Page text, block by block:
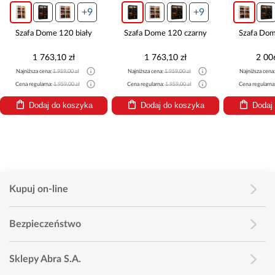
+9
120 biały
zł
1 959,00 zł
1 959,00 zł
do koszyka
+9
Szafa Dome 120 czarny
1 763,10 zł
Najniższa cena: 1 959,00 zł
Cena regularna: 1 959,00 zł
Dodaj do koszyka
Szafa Dome 150
2 006,10 zł
Najniższa cena: 2 229,00 zł
Cena regularna: 2 229,00 zł
Dodaj do
Kupuj on-line
Bezpieczeństwo
Sklepy Abra S.A.